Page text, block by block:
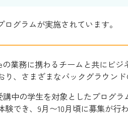
グラムが実施されています。
業務に携わるチームと共にビジ
り、さまざまなバックグラウン
中の学生を対象としたプログラ
でき、9月〜10月頃に募集が行